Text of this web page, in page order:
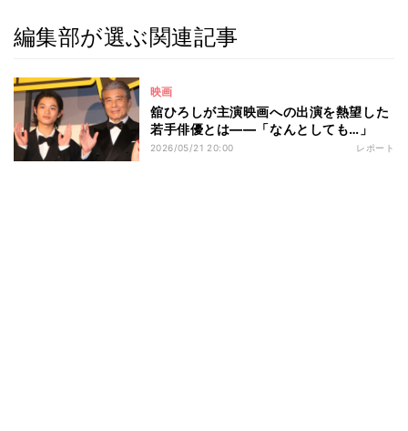
編集部が選ぶ関連記事
映画
舘ひろしが主演映画への出演を熱望した
若手俳優とは――「なんとしても…」
2026/05/21 20:00 レポート